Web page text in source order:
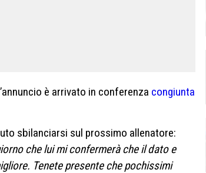
è arrivato in conferenza congiunta
sbilanciarsi sul prossimo allenatore:
che lui mi confermerà che il dato e
Tenete presente che pochissimi